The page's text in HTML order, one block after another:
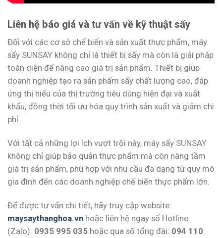
Liên hệ báo giá và tư vấn về kỹ thuật sấy
Đối với các cơ sở chế biến và sản xuất thực phẩm, máy
sấy SUNSAY không chỉ là thiết bị sấy mà còn là giải pháp
toàn diện để nâng cao giá trị sản phẩm. Thiết bị giúp
doanh nghiệp tạo ra sản phẩm sấy chất lượng cao, đáp
ứng thị hiếu của thị trường tiêu dùng hiện đại và xuất
khẩu, đồng thời tối ưu hóa quy trình sản xuất và giảm chi
phí.
Với tất cả những lợi ích vượt trội này, máy sấy SUNSAY
không chỉ giúp bảo quản thực phẩm mà còn nâng tầm
giá trị sản phẩm, phù hợp với nhu cầu đa dạng từ quy mô
gia đình đến các doanh nghiệp chế biến thực phẩm lớn.
Để được tư vấn chi tiết, hãy truy cập website:
maysaythanghoa.vn hoặc liên hệ ngay số Hotline
(Zalo): 0935 995 035 hoặc qua số tổng đài: 094 110